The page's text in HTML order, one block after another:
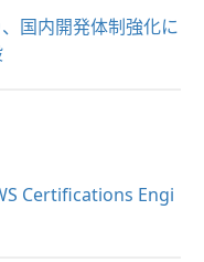
国内開発体制強化に
Certifications Engi